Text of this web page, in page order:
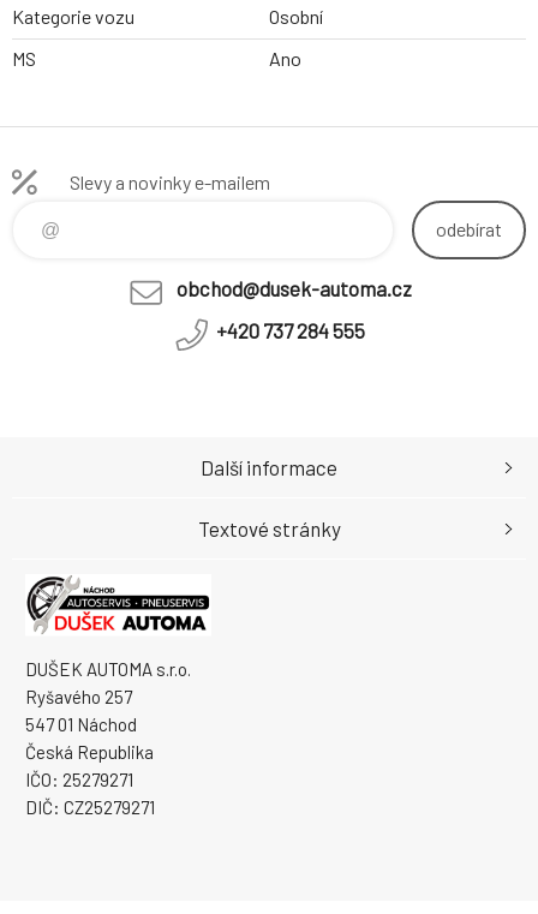
Kategorie vozu
Osobní
MS
Ano
Slevy a novinky e-mailem
odebírat
obchod@dusek-automa.cz
+420 737 284 555
DUŠEK AUTOMA s.r.o.
Ryšavého 257
547 01 Náchod
Česká Republika
IČO: 25279271
DIČ: CZ25279271
Další informace
Textové stránky